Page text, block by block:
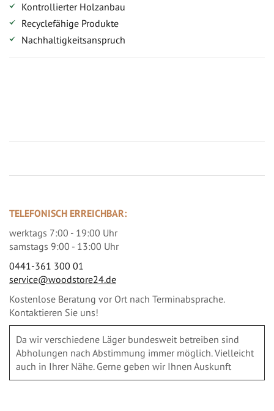
Kontrollierter Holzanbau
Recyclefähige Produkte
Nachhaltigkeitsanspruch
TELEFONISCH ERREICHBAR:
werktags 7:00 - 19:00 Uhr
samstags 9:00 - 13:00 Uhr
0441-361 300 01
service@woodstore24.de
Kostenlose Beratung vor Ort nach Terminabsprache.
Kontaktieren Sie uns!
Da wir verschiedene Läger bundesweit betreiben sind
Abholungen nach Abstimmung immer möglich. Vielleicht
auch in Ihrer Nähe. Gerne geben wir Ihnen Auskunft